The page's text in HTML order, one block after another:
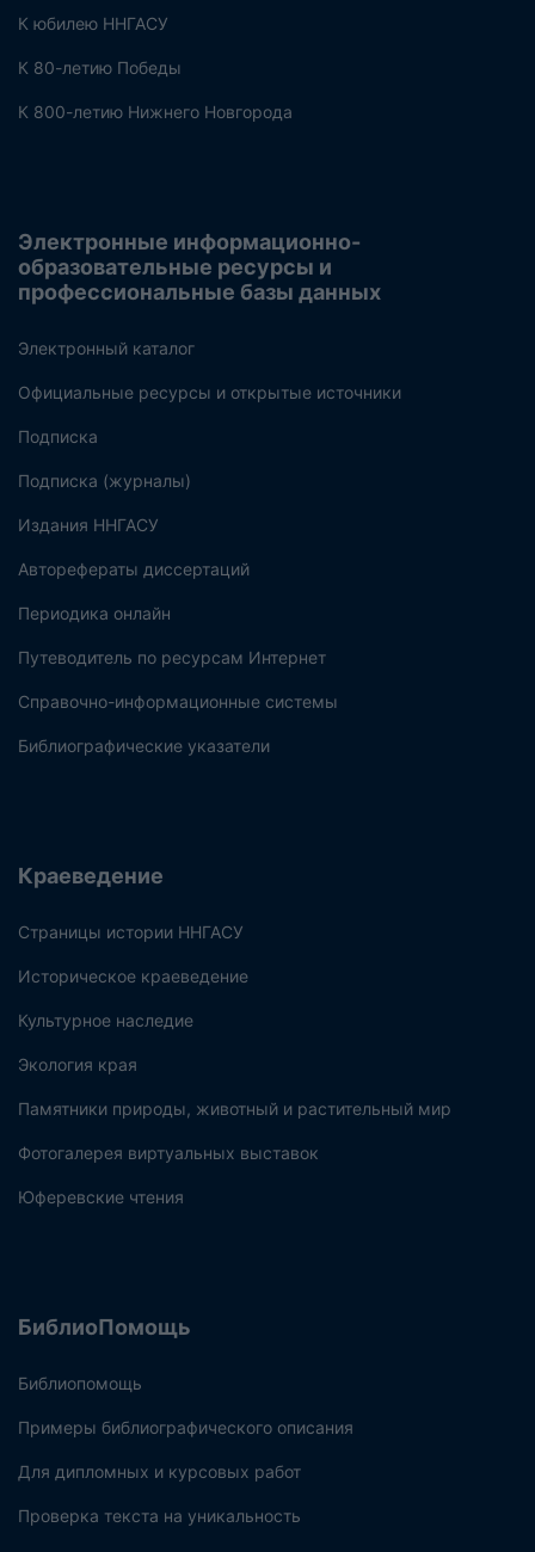
К юбилею ННГАСУ
К 80-летию Победы
К 800-летию Нижнего Новгорода
Электронные информационно-
образовательные ресурсы и
профессиональные базы данных
Электронный каталог
Официальные ресурсы и открытые источники
Подписка
Подписка (журналы)
Издания ННГАСУ
Авторефераты диссертаций
Периодика онлайн
Путеводитель по ресурсам Интернет
Справочно-информационные системы
Библиографические указатели
Краеведение
Страницы истории ННГАСУ
Историческое краеведение
Культурное наследие
Экология края
Памятники природы, животный и растительный мир
Фотогалерея виртуальных выставок
Юферевские чтения
БиблиоПомощь
Библиопомощь
Примеры библиографического описания
Для дипломных и курсовых работ
Проверка текста на уникальность